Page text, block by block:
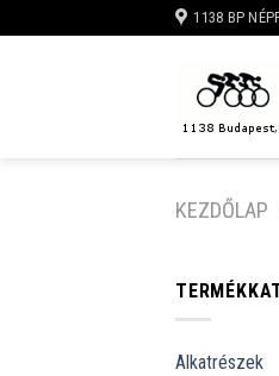
to
1138 BP
KEZDŐLAP
Alkatrészek